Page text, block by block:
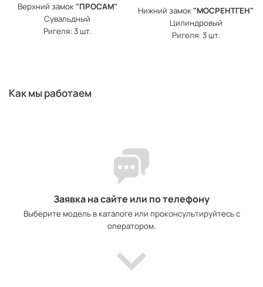
Верхний замок"ПРОСАМ"
Сувальдный
Ригеля: 3 шт.
Нижний замок"МОСРЕНТГЕН"
Цилиндровый
Ригеля: 3 шт.
Как мы работаем
Заявка на сайте или по телефону
Выберите модель в каталоге или проконсультируйтесь с
оператором.